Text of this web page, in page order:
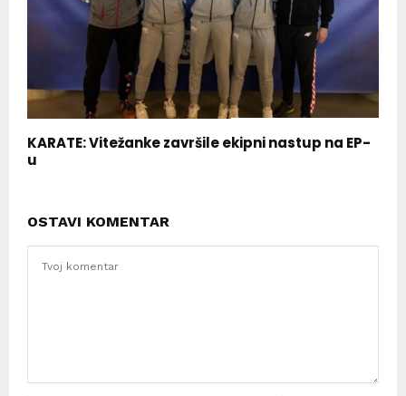
KARATE: Vitežanke završile ekipni nastup na EP-
u
OSTAVI KOMENTAR